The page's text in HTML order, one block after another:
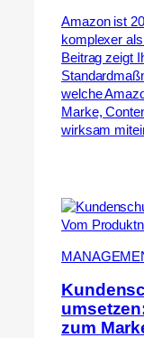
Amazon ist
komplexer
Beitrag zeigt
welche
Marke,
wirksam
zum